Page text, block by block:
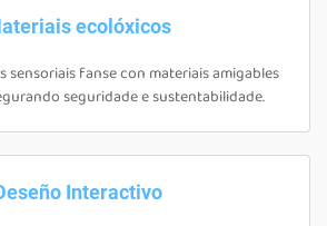
ecolóxicos
sensoriais fanse con materiais amigables
seguridade e sustentabilidade.
Interactivo